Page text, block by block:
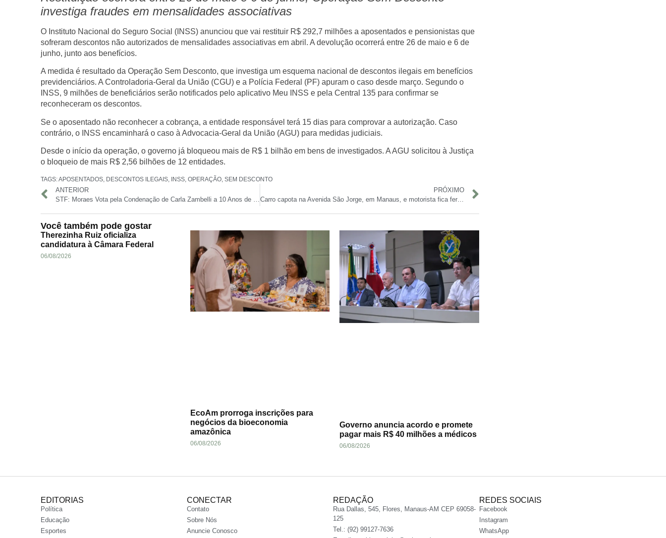
investiga fraudes em mensalidades associativas
O Instituto Nacional do Seguro Social (INSS) anunciou que vai restituir R$ 292,7 milhões a aposentados e pensionistas que
sofreram descontos não autorizados de mensalidades associativas em abril. A devolução ocorrerá entre 26 de maio e 6 de
junho, junto aos benefícios.
A medida é resultado da Operação Sem Desconto, que investiga um esquema nacional de descontos ilegais em benefícios
previdenciários. A Controladoria-Geral da União (CGU) e a Polícia Federal (PF) apuram o caso desde março. Segundo o
INSS, 9 milhões de beneficiários serão notificados pelo aplicativo Meu INSS e pela Central 135 para confirmar se
reconheceram os descontos.
Se o aposentado não reconhecer a cobrança, a entidade responsável terá 15 dias para comprovar a autorização. Caso
contrário, o INSS encaminhará o caso à Advocacia-Geral da União (AGU) para medidas judiciais.
Desde o início da operação, o governo já bloqueou mais de R$ 1 bilhão em bens de investigados. A AGU solicitou à Justiça
o bloqueio de mais R$ 2,56 bilhões de 12 entidades.
TAGS:APOSENTADOS DESCONTOS ILEGAIS INSS OPERAÇÃO SEM DESCONTO
ANTERIOR
STF: Moraes Vota pela Condenação de Carla Zambelli a 10 Anos de Prisão por Invasão ao CNJ
PRÓXIMO
Carro capota na Avenida São Jorge, em Manaus, e motorista fica ferido
Você também pode gostar
Therezinha Ruiz oficializa
candidatura à Câmara Federal
06/08/2026
EcoAm prorroga inscrições para
negócios da bioeconomia
amazônica
06/08/2026
Governo anuncia acordo e promete
pagar mais R$ 40 milhões a médicos
06/08/2026
EDITORIAS
Política
Educação
Esportes
CONECTAR
Contato
Sobre Nós
Anuncie Conosco
REDAÇÃO
Rua Dallas, 545, Flores, Manaus-AM CEP 69058-
125
Tel.: (92) 99127-7636
REDES SOCIAIS
Facebook
Instagram
WhatsApp